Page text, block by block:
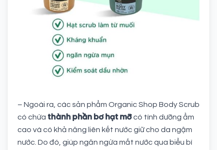
– Ngoài ra, các sản phẩm Organic Shop Body Scrub
có chứa thành phần bơ hạt mỡcó tính dưỡng ẩm
cao và có khả năng liên kết nước giữ cho da ngậm
nước. Do đó, giúp ngăn ngừa mất nước qua biểu bì